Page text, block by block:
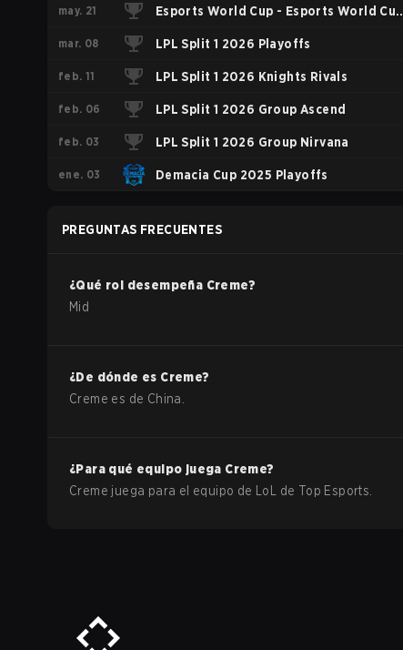
may. 21 Esports World Cup - Esports World Cup
China Qualifier
mar. 08 LPL Split 1 2026 Playoffs
feb. 11 LPL Split 1 2026 Knights Rivals
feb. 06 LPL Split 1 2026 Group Ascend
feb. 03 LPL Split 1 2026 Group Nirvana
ene. 03 Demacia Cup 2025 Playoffs
PREGUNTAS FRECUENTES
¿Qué rol desempeña Creme?
Mid
¿De dónde es Creme?
Creme es de China
¿Para qué equipo juega Creme?
Creme juega para el equipo de LoL de Top Esports